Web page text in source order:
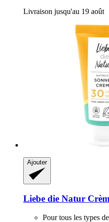
Livraison jusqu'au 19 août
Ajouter
Liebe die Natur
Pour tous les types